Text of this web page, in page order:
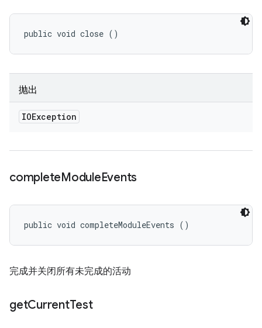
public void close ()
抛出
IOException
completeModuleEvents
public void completeModuleEvents ()
完成并关闭所有未完成的活动
getCurrentTest